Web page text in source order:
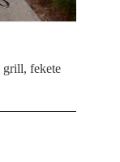
grill, fekete